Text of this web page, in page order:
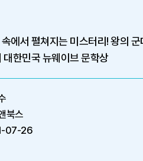
에서 펼쳐지는 미스터리! 왕의
한민국 뉴웨이브 문학상
북스
07-26